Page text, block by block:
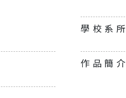
學校系所
作品簡介